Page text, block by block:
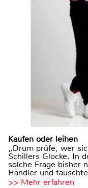
Kaufen oder leihen
„Drum prüfe, wer
Schillers Glocke. In
solche Frage bisher
Händler und
>> Mehr erfahren